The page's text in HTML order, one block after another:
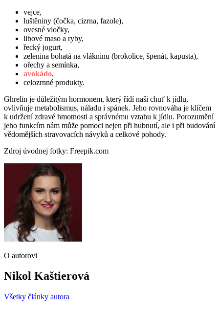
vejce,
luštěniny (čočka, cizrna, fazole),
ovesné vločky,
libové maso a ryby,
řecký jogurt,
zelenina bohatá na vlákninu (brokolice, špenát, kapusta),
ořechy a semínka,
avokádo,
celozrnné produkty.
Ghrelin je důležitým hormonem, který řídí naši chuť k jídlu,
ovlivňuje metabolismus, náladu i spánek. Jeho rovnováha je klíčem
k udržení zdravé hmotnosti a správnému vztahu k jídlu. Porozumění
jeho funkcím nám může pomoci nejen při hubnutí, ale i při budování
vědomějších stravovacích návyků a celkové pohody.
Zdroj úvodnej fotky: Freepik.com
O autorovi
Nikol Kaštierová
Všetky články autora